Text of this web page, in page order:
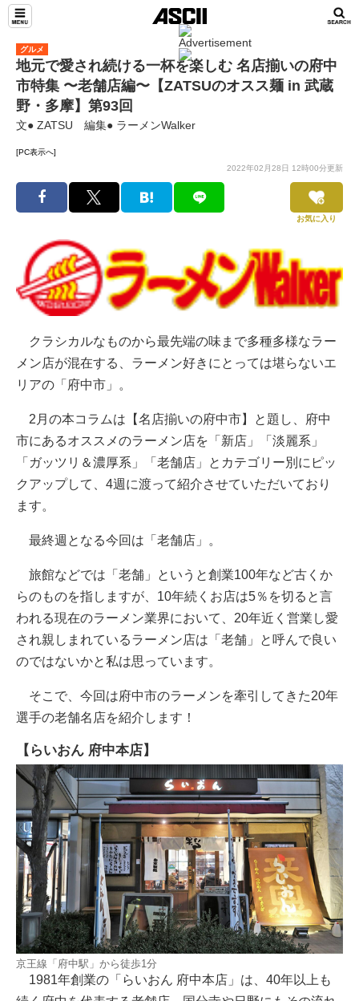
グルメ
地元で愛され続ける一杯を楽しむ 名店揃いの府中
市特集 〜老舗店編〜【ZATSUのオスス麺 in 武蔵
野・多摩】第93回
文● ZATSU 編集● ラーメンWalker
[PC表示へ]
2022年02月28日 12時00分更新
お気に入り
クラシカルなものから最先端の味まで多種多様なラー
メン店が混在する、ラーメン好きにとっては堪らないエ
リアの「府中市」。
2月の本コラムは【名店揃いの府中市】と題し、府中
市にあるオススメのラーメン店を「新店」「淡麗系」
「ガッツリ＆濃厚系」「老舗店」とカテゴリー別にピッ
クアップして、4週に渡って紹介させていただいており
ます。
最終週となる今回は「老舗店」。
旅館などでは「老舗」というと創業100年など古くか
らのものを指しますが、10年続くお店は5％を切ると言
われる現在のラーメン業界において、20年近く営業し愛
され親しまれているラーメン店は「老舗」と呼んで良い
のではないかと私は思っています。
そこで、今回は府中市のラーメンを牽引してきた20年
選手の老舗名店を紹介します！
【らいおん 府中本店】
京王線「府中駅」から徒歩1分
1981年創業の「らいおん 府中本店」は、40年以上も